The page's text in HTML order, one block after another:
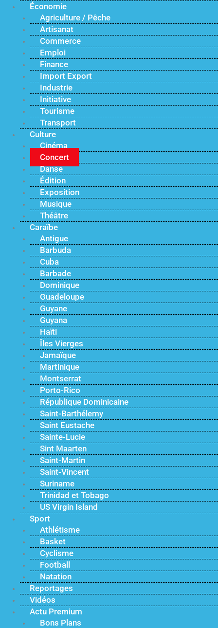
Économie
Agriculture / Pêche
Artisanat
Commerce
Emploi
Finance
Import Export
Industrie
Initiative
Tourisme
Transport
Culture
Cinéma
Concert
Danse
Édition
Exposition
Musique
Théâtre
Caraïbe
Antigue
Barbuda
Cuba
Barbade
Dominique
Guadeloupe
Guyane
Guyana
Haïti
Îles Vierges
Jamaïque
Martinique
Montserrat
Porto-Rico
République Dominicaine
Saint-Barthélemy
Saint Eustache
Sainte-Lucie
Sint Maarten
Saint-Martin
Saint-Vincent
Suriname
Trinidad et Tobago
US Virgin Island
Sport
Athlétisme
Basket
Cyclisme
Football
Natation
Reportages
Vidéos
Actu Premium
Bons Plans